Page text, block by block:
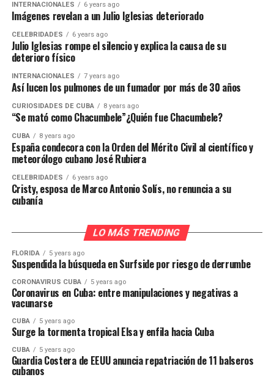
INTERNACIONALES 6 years ago
Imágenes revelan a un Julio Iglesias deteriorado
CELEBRIDADES 6 years ago
Julio Iglesias rompe el silencio y explica la causa de su
deterioro físico
INTERNACIONALES 7 years ago
Así lucen los pulmones de un fumador por más de 30 años
CURIOSIDADES DE CUBA 8 years ago
“Se mató como Chacumbele”¿Quién fue Chacumbele?
CUBA 8 years ago
España condecora con la Orden del Mérito Civil al científico y
meteorólogo cubano José Rubiera
CELEBRIDADES 6 years ago
Cristy, esposa de Marco Antonio Solís, no renuncia a su
cubanía
LO MÁS TRENDING
FLORIDA 5 years ago
Suspendida la búsqueda en Surfside por riesgo de derrumbe
CORONAVIRUS CUBA 5 years ago
Coronavirus en Cuba: entre manipulaciones y negativas a
vacunarse
CUBA 5 years ago
Surge la tormenta tropical Elsa y enfila hacia Cuba
CUBA 5 years ago
Guardia Costera de EEUU anuncia repatriación de 11 balseros
cubanos